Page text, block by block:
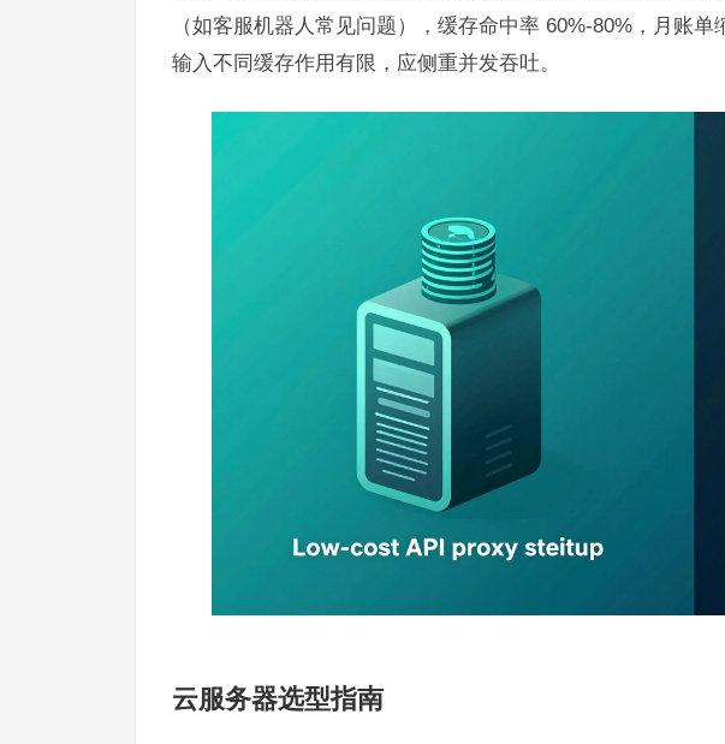
（如客服机器人常见问题），缓存命中率 60%-80%，月账
输入不同缓存作用有限，应侧重并发吞吐。
云服务器选型指南